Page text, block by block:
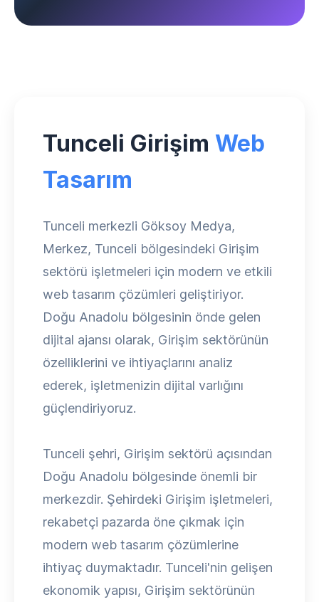
Tunceli Girişim Web
Tasarım
Tunceli merkezli Göksoy Medya,
Merkez, Tunceli bölgesindeki Girişim
sektörü işletmeleri için modern ve etkili
web tasarım çözümleri geliştiriyor.
Doğu Anadolu bölgesinin önde gelen
dijital ajansı olarak, Girişim sektörünün
özelliklerini ve ihtiyaçlarını analiz
ederek, işletmenizin dijital varlığını
güçlendiriyoruz.
Tunceli şehri, Girişim sektörü açısından
Doğu Anadolu bölgesinde önemli bir
merkezdir. Şehirdeki Girişim işletmeleri,
rekabetçi pazarda öne çıkmak için
modern web tasarım çözümlerine
ihtiyaç duymaktadır. Tunceli'nin gelişen
ekonomik yapısı, Girişim sektörünün